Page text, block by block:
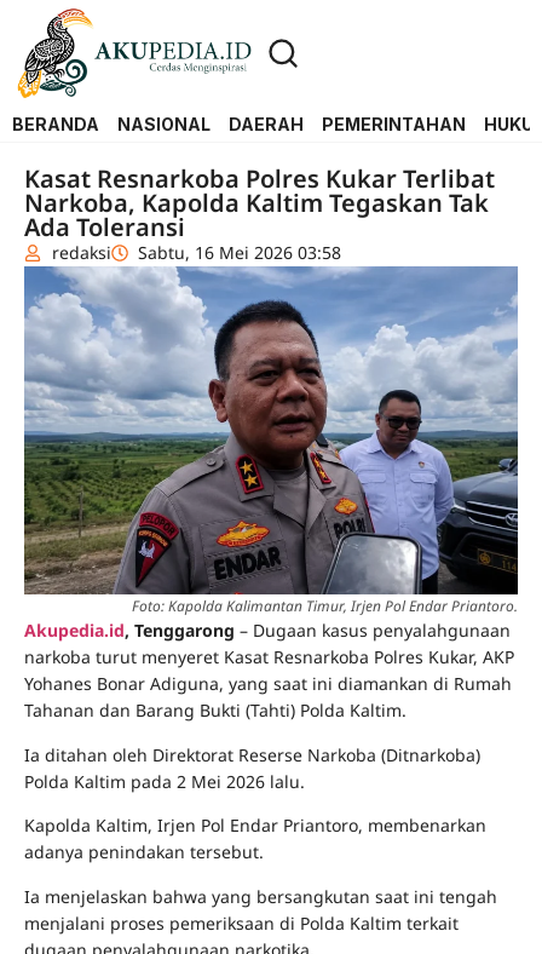
BERANDA NASIONAL DAERAH PEMERINTAHAN
Kasat Resnarkoba Polres Kukar Terlibat
Narkoba, Kapolda Kaltim Tegaskan Tak
Ada Toleransi
redaksi Sabtu, 16 Mei 2026 03:58
Foto: Kapolda Kalimantan Timur, Irjen Pol Endar Priantoro.
Akupedia.id, Tenggarong – Dugaan kasus penyalahgunaan
narkoba turut menyeret Kasat Resnarkoba Polres Kukar, AKP
Yohanes Bonar Adiguna, yang saat ini diamankan di Rumah
Tahanan dan Barang Bukti (Tahti) Polda Kaltim.
Ia ditahan oleh Direktorat Reserse Narkoba (Ditnarkoba)
Polda Kaltim pada 2 Mei 2026 lalu.
Kapolda Kaltim, Irjen Pol Endar Priantoro, membenarkan
adanya penindakan tersebut.
Ia menjelaskan bahwa yang bersangkutan saat ini tengah
menjalani proses pemeriksaan di Polda Kaltim terkait
dugaan penyalahgunaan narkotika.